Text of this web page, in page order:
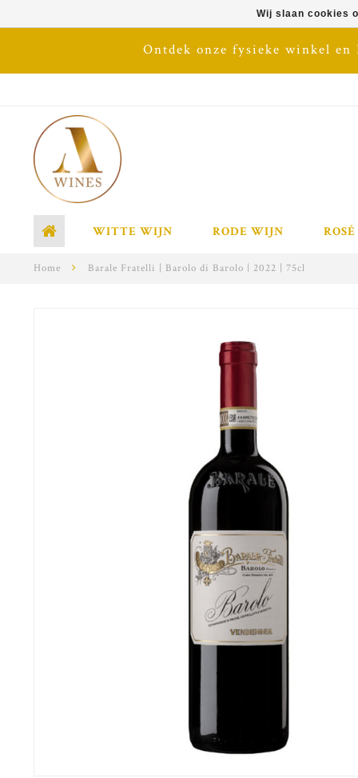
Ontdek onze fysieke winkel
WITTE WIJN RODE WIJN
Home Barale Fratelli | Barolo di Barolo | 2022 | 75cl
Wij slaan cookies